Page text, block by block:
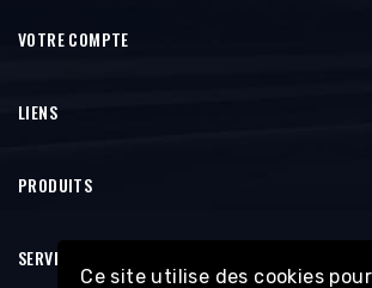
Ce site utilise des cookies
VOTRE COMPTE
LIENS
PRODUITS
SERVICES